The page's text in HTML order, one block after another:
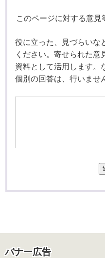
このページに対する意見
役に立った、見づらいな
ください。寄せられた意
資料として活用します。
個別の回答は、行いませ
バナー広告